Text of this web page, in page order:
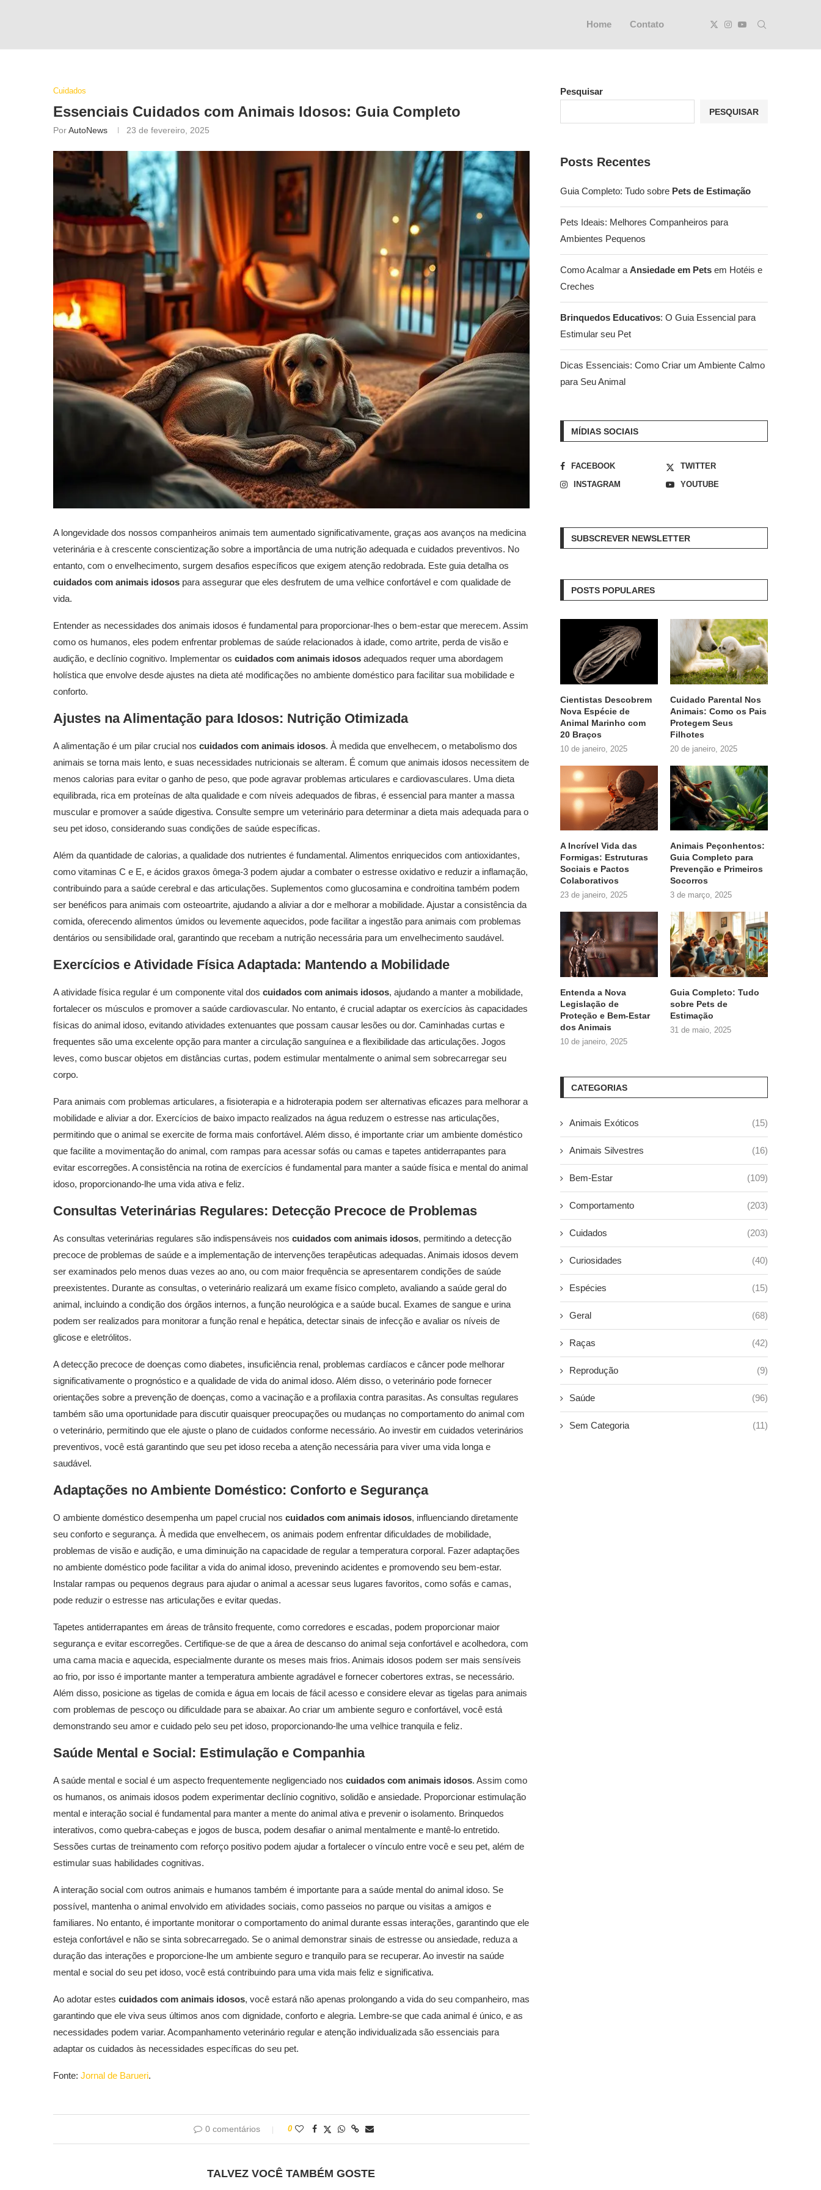
Home Contato
Cuidados
Essenciais Cuidados com Animais Idosos: Guia Completo
PorAutoNews 23 de fevereiro, 2025
A longevidade dos nossos companheiros animais tem aumentado significativamente, graças aos avanços na medicina
veterinária e à crescente conscientização sobre a importância de uma nutrição adequada e cuidados preventivos. No
entanto, com o envelhecimento, surgem desafios específicos que exigem atenção redobrada. Este guia detalha os
cuidados com animais idosos para assegurar que eles desfrutem de uma velhice confortável e com qualidade de
vida.
Entender as necessidades dos animais idosos é fundamental para proporcionar-lhes o bem-estar que merecem. Assim
como os humanos, eles podem enfrentar problemas de saúde relacionados à idade, como artrite, perda de visão e
audição, e declínio cognitivo. Implementar os cuidados com animais idosos adequados requer uma abordagem
holística que envolve desde ajustes na dieta até modificações no ambiente doméstico para facilitar sua mobilidade e
conforto.
Ajustes na Alimentação para Idosos: Nutrição Otimizada
A alimentação é um pilar crucial nos cuidados com animais idosos. À medida que envelhecem, o metabolismo dos
animais se torna mais lento, e suas necessidades nutricionais se alteram. É comum que animais idosos necessitem de
menos calorias para evitar o ganho de peso, que pode agravar problemas articulares e cardiovasculares. Uma dieta
equilibrada, rica em proteínas de alta qualidade e com níveis adequados de fibras, é essencial para manter a massa
muscular e promover a saúde digestiva. Consulte sempre um veterinário para determinar a dieta mais adequada para o
seu pet idoso, considerando suas condições de saúde específicas.
Além da quantidade de calorias, a qualidade dos nutrientes é fundamental. Alimentos enriquecidos com antioxidantes,
como vitaminas C e E, e ácidos graxos ômega-3 podem ajudar a combater o estresse oxidativo e reduzir a inflamação,
contribuindo para a saúde cerebral e das articulações. Suplementos como glucosamina e condroitina também podem
ser benéficos para animais com osteoartrite, ajudando a aliviar a dor e melhorar a mobilidade. Ajustar a consistência da
comida, oferecendo alimentos úmidos ou levemente aquecidos, pode facilitar a ingestão para animais com problemas
dentários ou sensibilidade oral, garantindo que recebam a nutrição necessária para um envelhecimento saudável.
Exercícios e Atividade Física Adaptada: Mantendo a Mobilidade
A atividade física regular é um componente vital dos cuidados com animais idosos, ajudando a manter a mobilidade,
fortalecer os músculos e promover a saúde cardiovascular. No entanto, é crucial adaptar os exercícios às capacidades
físicas do animal idoso, evitando atividades extenuantes que possam causar lesões ou dor. Caminhadas curtas e
frequentes são uma excelente opção para manter a circulação sanguínea e a flexibilidade das articulações. Jogos
leves, como buscar objetos em distâncias curtas, podem estimular mentalmente o animal sem sobrecarregar seu
corpo.
Para animais com problemas articulares, a fisioterapia e a hidroterapia podem ser alternativas eficazes para melhorar a
mobilidade e aliviar a dor. Exercícios de baixo impacto realizados na água reduzem o estresse nas articulações,
permitindo que o animal se exercite de forma mais confortável. Além disso, é importante criar um ambiente doméstico
que facilite a movimentação do animal, com rampas para acessar sofás ou camas e tapetes antiderrapantes para
evitar escorregões. A consistência na rotina de exercícios é fundamental para manter a saúde física e mental do animal
idoso, proporcionando-lhe uma vida ativa e feliz.
Consultas Veterinárias Regulares: Detecção Precoce de Problemas
As consultas veterinárias regulares são indispensáveis nos cuidados com animais idosos, permitindo a detecção
precoce de problemas de saúde e a implementação de intervenções terapêuticas adequadas. Animais idosos devem
ser examinados pelo menos duas vezes ao ano, ou com maior frequência se apresentarem condições de saúde
preexistentes. Durante as consultas, o veterinário realizará um exame físico completo, avaliando a saúde geral do
animal, incluindo a condição dos órgãos internos, a função neurológica e a saúde bucal. Exames de sangue e urina
podem ser realizados para monitorar a função renal e hepática, detectar sinais de infecção e avaliar os níveis de
glicose e eletrólitos.
A detecção precoce de doenças como diabetes, insuficiência renal, problemas cardíacos e câncer pode melhorar
significativamente o prognóstico e a qualidade de vida do animal idoso. Além disso, o veterinário pode fornecer
orientações sobre a prevenção de doenças, como a vacinação e a profilaxia contra parasitas. As consultas regulares
também são uma oportunidade para discutir quaisquer preocupações ou mudanças no comportamento do animal com
o veterinário, permitindo que ele ajuste o plano de cuidados conforme necessário. Ao investir em cuidados veterinários
preventivos, você está garantindo que seu pet idoso receba a atenção necessária para viver uma vida longa e
saudável.
Adaptações no Ambiente Doméstico: Conforto e Segurança
O ambiente doméstico desempenha um papel crucial nos cuidados com animais idosos, influenciando diretamente
seu conforto e segurança. À medida que envelhecem, os animais podem enfrentar dificuldades de mobilidade,
problemas de visão e audição, e uma diminuição na capacidade de regular a temperatura corporal. Fazer adaptações
no ambiente doméstico pode facilitar a vida do animal idoso, prevenindo acidentes e promovendo seu bem-estar.
Instalar rampas ou pequenos degraus para ajudar o animal a acessar seus lugares favoritos, como sofás e camas,
pode reduzir o estresse nas articulações e evitar quedas.
Tapetes antiderrapantes em áreas de trânsito frequente, como corredores e escadas, podem proporcionar maior
segurança e evitar escorregões. Certifique-se de que a área de descanso do animal seja confortável e acolhedora, com
uma cama macia e aquecida, especialmente durante os meses mais frios. Animais idosos podem ser mais sensíveis
ao frio, por isso é importante manter a temperatura ambiente agradável e fornecer cobertores extras, se necessário.
Além disso, posicione as tigelas de comida e água em locais de fácil acesso e considere elevar as tigelas para animais
com problemas de pescoço ou dificuldade para se abaixar. Ao criar um ambiente seguro e confortável, você está
demonstrando seu amor e cuidado pelo seu pet idoso, proporcionando-lhe uma velhice tranquila e feliz.
Saúde Mental e Social: Estimulação e Companhia
A saúde mental e social é um aspecto frequentemente negligenciado nos cuidados com animais idosos. Assim como
os humanos, os animais idosos podem experimentar declínio cognitivo, solidão e ansiedade. Proporcionar estimulação
mental e interação social é fundamental para manter a mente do animal ativa e prevenir o isolamento. Brinquedos
interativos, como quebra-cabeças e jogos de busca, podem desafiar o animal mentalmente e mantê-lo entretido.
Sessões curtas de treinamento com reforço positivo podem ajudar a fortalecer o vínculo entre você e seu pet, além de
estimular suas habilidades cognitivas.
A interação social com outros animais e humanos também é importante para a saúde mental do animal idoso. Se
possível, mantenha o animal envolvido em atividades sociais, como passeios no parque ou visitas a amigos e
familiares. No entanto, é importante monitorar o comportamento do animal durante essas interações, garantindo que ele
esteja confortável e não se sinta sobrecarregado. Se o animal demonstrar sinais de estresse ou ansiedade, reduza a
duração das interações e proporcione-lhe um ambiente seguro e tranquilo para se recuperar. Ao investir na saúde
mental e social do seu pet idoso, você está contribuindo para uma vida mais feliz e significativa.
Ao adotar estes cuidados com animais idosos, você estará não apenas prolongando a vida do seu companheiro, mas
garantindo que ele viva seus últimos anos com dignidade, conforto e alegria. Lembre-se que cada animal é único, e as
necessidades podem variar. Acompanhamento veterinário regular e atenção individualizada são essenciais para
adaptar os cuidados às necessidades específicas do seu pet.
Fonte: Jornal de Barueri.
0 comentários 0
TALVEZ VOCÊ TAMBÉM GOSTE
Pesquisar
PESQUISAR
Posts Recentes
Guia Completo: Tudo sobre Pets de Estimação
Pets Ideais: Melhores Companheiros para
Ambientes Pequenos
Como Acalmar a Ansiedade em Pets em Hotéis e
Creches
Brinquedos Educativos: O Guia Essencial para
Estimular seu Pet
Dicas Essenciais: Como Criar um Ambiente Calmo
para Seu Animal
MÍDIAS SOCIAIS
FACEBOOK
TWITTER
INSTAGRAM
YOUTUBE
SUBSCREVER NEWSLETTER
POSTS POPULARES
Cientistas Descobrem
Nova Espécie de
Animal Marinho com
20 Braços
10 de janeiro, 2025
Cuidado Parental Nos
Animais: Como os Pais
Protegem Seus
Filhotes
20 de janeiro, 2025
A Incrível Vida das
Formigas: Estruturas
Sociais e Pactos
Colaborativos
23 de janeiro, 2025
Animais Peçonhentos:
Guia Completo para
Prevenção e Primeiros
Socorros
3 de março, 2025
Entenda a Nova
Legislação de
Proteção e Bem-Estar
dos Animais
10 de janeiro, 2025
Guia Completo: Tudo
sobre Pets de
Estimação
31 de maio, 2025
CATEGORIAS
Animais Exóticos (15)
Animais Silvestres (16)
Bem-Estar (109)
Comportamento (203)
Cuidados (203)
Curiosidades (40)
Espécies (15)
Geral (68)
Raças (42)
Reprodução (9)
Saúde (96)
Sem Categoria (11)